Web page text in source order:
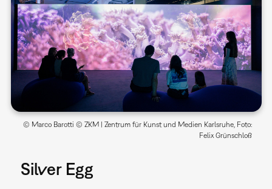
© Marco Barotti © ZKM | Zentrum für Kunst und Medien Karlsruhe, Foto:
Felix Grünschloß
Silver Egg